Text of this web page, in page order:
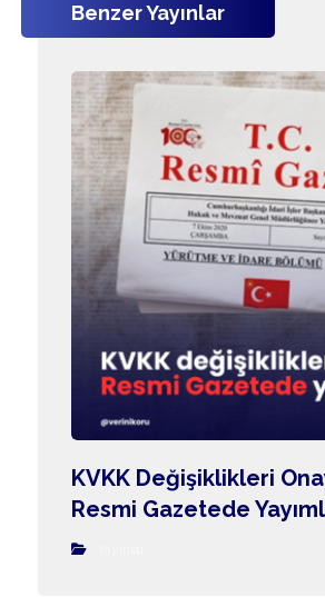
Benzer Yayınlar
KVKK Değişiklikleri
Resmi Gazetede